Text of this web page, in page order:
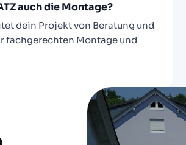
auch die Montage?
dein Projekt von Beratung und
fachgerechten Montage und